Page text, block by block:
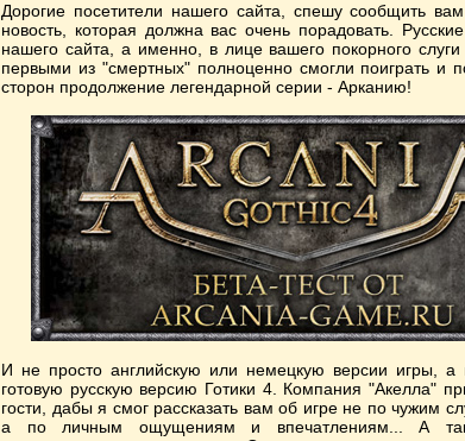
Дорогие посетители нашего сайта, спешу сообщить
новость, которая должна вас очень порадовать.
нашего сайта, а именно, в лице вашего покорного
первыми из "смертных" полноценно смогли поиграть и
сторон продолжение легендарной серии - Арканию!
И не просто английскую или немецкую версии игры, а
готовую русскую версию Готики 4. Компания "Акелла"
гости, дабы я смог рассказать вам об игре не по чужим
а по личным ощущениям и впечатлениям... А